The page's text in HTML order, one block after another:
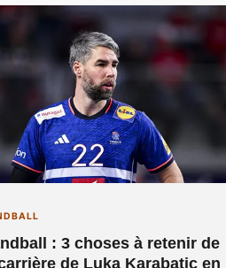
: 3 choses à retenir de
de Luka Karabatic en